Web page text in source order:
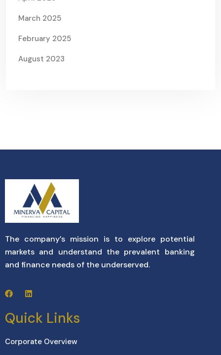
March 2025
February 2025
August 2023
The company’s mission is to explore potential
markets and understand the prevalent banking
and finance needs of the underserved.
Quick Links
Corporate Overview